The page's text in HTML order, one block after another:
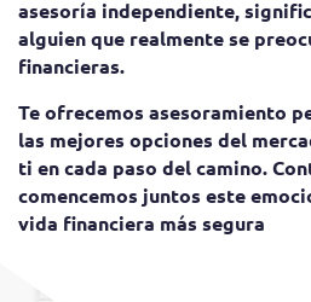
asesoría independiente,
alguien que realmente se
financieras.
Te ofrecemos asesoramiento
las mejores opciones del
ti en cada paso del camino.
comencemos juntos este
vida financiera más segura